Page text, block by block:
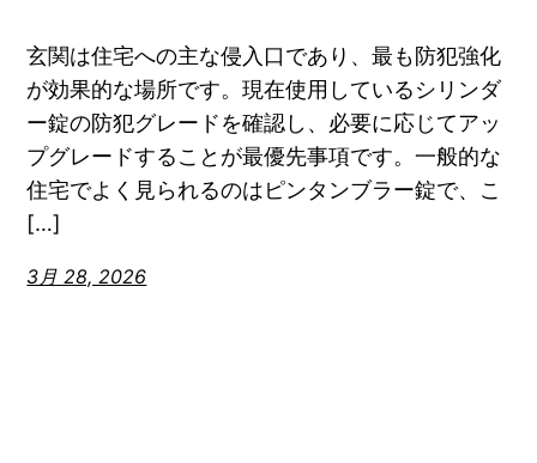
玄関は住宅への主な侵入口であり、最も防犯強化
が効果的な場所です。現在使用しているシリンダ
ー錠の防犯グレードを確認し、必要に応じてアッ
プグレードすることが最優先事項です。一般的な
住宅でよく見られるのはピンタンブラー錠で、こ
[…]
3月 28, 2026